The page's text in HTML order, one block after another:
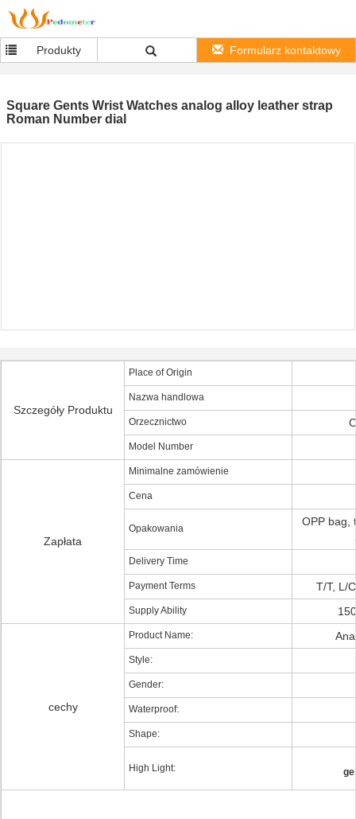
Produkty Formularz kontaktowy
Square Gents Wrist Watches analog alloy leather strap
Roman Number dial
Szczegóły Produktu
Place of Origin
Nazwa handlowa
Orzecznictwo
Model Number
Zapłata
Minimalne zamówienie
Cena
Opakowania
OPP bag,
Delivery Time
Payment Terms T/T, L/
Supply Ability
cechy
Product Name:
Style:
Gender:
Waterproof:
Shape:
High Light: